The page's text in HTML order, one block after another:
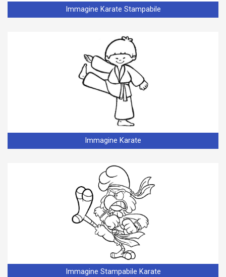
Immagine Karate Stampabile
Immagine Karate
Immagine Stampabile Karate